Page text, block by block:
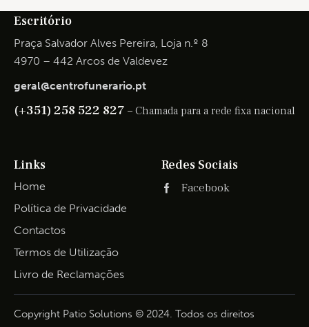
Escritório
Praça Salvador Alves Pereira, Loja n.º 8
4970 – 442 Arcos de Valdevez
geral@centrofunerario.pt
(+351) 258 522 827 – Chamada para a rede fixa nacional
Links
Home
Política de Privacidade
Contactos
Termos de Utilização
Livro de Reclamações
Redes Sociais
Facebook
Copyright Patio Solutions © 2024. Todos os direitos